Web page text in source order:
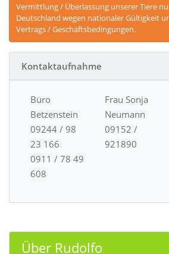
Vermittlung / Überlassung unserer Tiere
Deutschland wegen nationaler Gültigkeit
Vertrags / Geschäftsbedingungen.
Kontaktaufnahme
Büro
Betzenstein
09244 / 98
23 166
0911 / 78 49
608
Frau Sonja
Neumann
09152 /
921890
Über Rudolfo